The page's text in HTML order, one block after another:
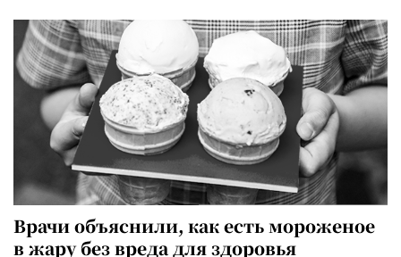
Врачи объяснили, как есть мороженое
в жару без вреда для здоровья